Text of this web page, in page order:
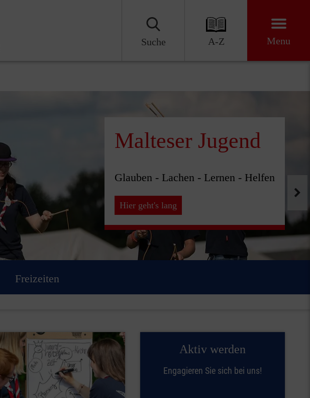
Suche A-Z Menu
Malteser Jugend
Glauben - Lachen - Lernen - Helfen
Hier geht's lang
Freizeiten
Aktiv werden
Engagieren Sie sich bei uns!